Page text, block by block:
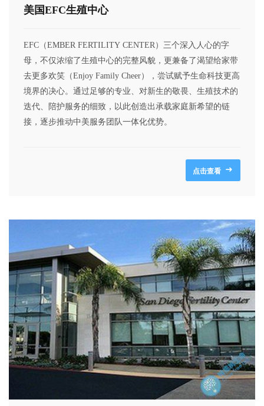
美国EFC生殖中心
EFC（EMBER FERTILITY CENTER）三个深入人心的字
母，不仅浓缩了生殖中心的完整风貌，更兼备了渴望给家带
去更多欢笑（Enjoy Family Cheer），尝试赋予生命科技更高
境界的决心。通过足够的专业、对新生的敬畏、生殖技术的
迭代、陪护服务的细致，以此创造出承载家庭新希望的链
接，逐步推动中美服务团队一体化优势。
点击查看